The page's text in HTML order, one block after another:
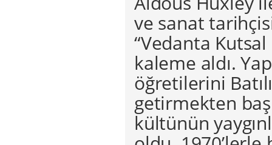
ve sanat
“Vedanta
kaleme aldı.
öğretilerini
getirmekten
kültünün